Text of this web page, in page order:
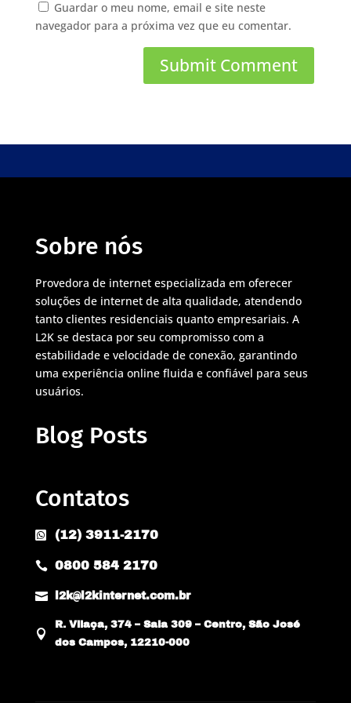
Guardar o meu nome, email e site neste
navegador para a próxima vez que eu comentar.
Sobre nós
Provedora de internet especializada em oferecer
soluções de internet de alta qualidade, atendendo
tanto clientes residenciais quanto empresariais. A
L2K se destaca por seu compromisso com a
estabilidade e velocidade de conexão, garantindo
uma experiência online fluida e confiável para seus
usuários.
Blog Posts
Contatos
 (12) 3911-2170
 0800 584 2170
 l2k@l2kinternet.com.br

R. Vilaça, 374 – Sala 309 – Centro, São José
dos Campos, 12210-000